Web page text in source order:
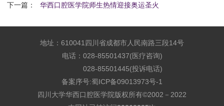
下一篇： 华西口腔医学院师生热情迎接奥运圣火
地址：610041四川省成都市人民南路三段14号
电话：028-85501437(医疗咨询)
028-85501445(投诉电话)
备案序号:蜀ICP备09013973号-1
四川大学华西口腔医学院版权所有©2002－2022